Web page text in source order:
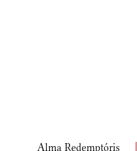
Alma Redemptóris